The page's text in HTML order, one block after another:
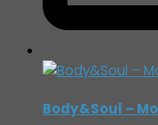
Body&Soul –